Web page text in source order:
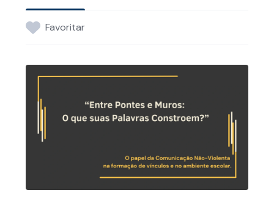
Favoritar